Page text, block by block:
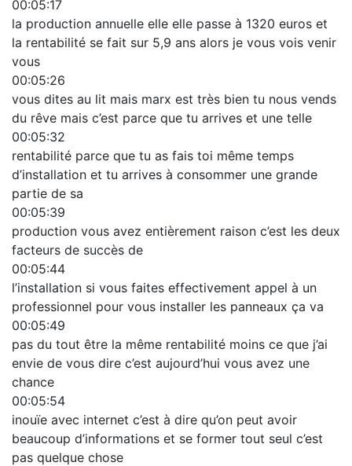
00:05:17
la production annuelle elle elle passe à 1320 euros et
la rentabilité se fait sur 5,9 ans alors je vous vois venir
vous
00:05:26
vous dites au lit mais marx est très bien tu nous vends
du rêve mais c’est parce que tu arrives et une telle
00:05:32
rentabilité parce que tu as fais toi même temps
d’installation et tu arrives à consommer une grande
partie de sa
00:05:39
production vous avez entièrement raison c’est les deux
facteurs de succès de
00:05:44
l’installation si vous faites effectivement appel à un
professionnel pour vous installer les panneaux ça va
00:05:49
pas du tout être la même rentabilité moins ce que j’ai
envie de vous dire c’est aujourd’hui vous avez une
chance
00:05:54
inouïe avec internet c’est à dire qu’on peut avoir
beaucoup d’informations et se former tout seul c’est
pas quelque chose